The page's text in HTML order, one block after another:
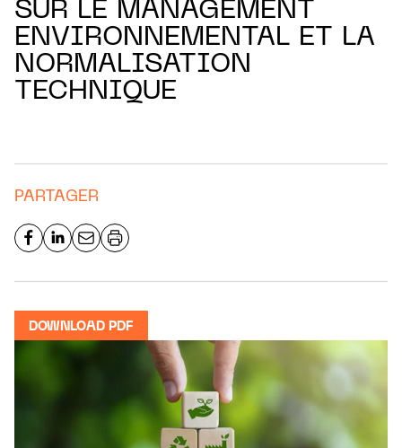
SUR LE MANAGEMENT
ENVIRONNEMENTAL ET LA
NORMALISATION
TECHNIQUE
PARTAGER
DOWNLOAD PDF